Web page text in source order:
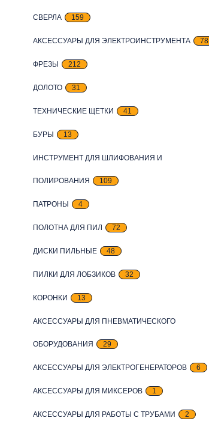
СВЕРЛА 159
АКСЕССУАРЫ ДЛЯ ЭЛЕКТРОИНСТРУМЕНТА 78
ФРЕЗЫ 212
ДОЛОТО 31
ТЕХНИЧЕСКИЕ ЩЕТКИ 41
БУРЫ 13
ИНСТРУМЕНТ ДЛЯ ШЛИФОВАНИЯ И
ПОЛИРОВАНИЯ 109
ПАТРОНЫ 4
ПОЛОТНА ДЛЯ ПИЛ 72
ДИСКИ ПИЛЬНЫЕ 48
ПИЛКИ ДЛЯ ЛОБЗИКОВ 32
КОРОНКИ 13
АКСЕССУАРЫ ДЛЯ ПНЕВМАТИЧЕСКОГО
ОБОРУДОВАНИЯ 29
АКСЕССУАРЫ ДЛЯ ЭЛЕКТРОГЕНЕРАТОРОВ 6
АКСЕССУАРЫ ДЛЯ МИКСЕРОВ 1
АКСЕССУАРЫ ДЛЯ РАБОТЫ С ТРУБАМИ 2